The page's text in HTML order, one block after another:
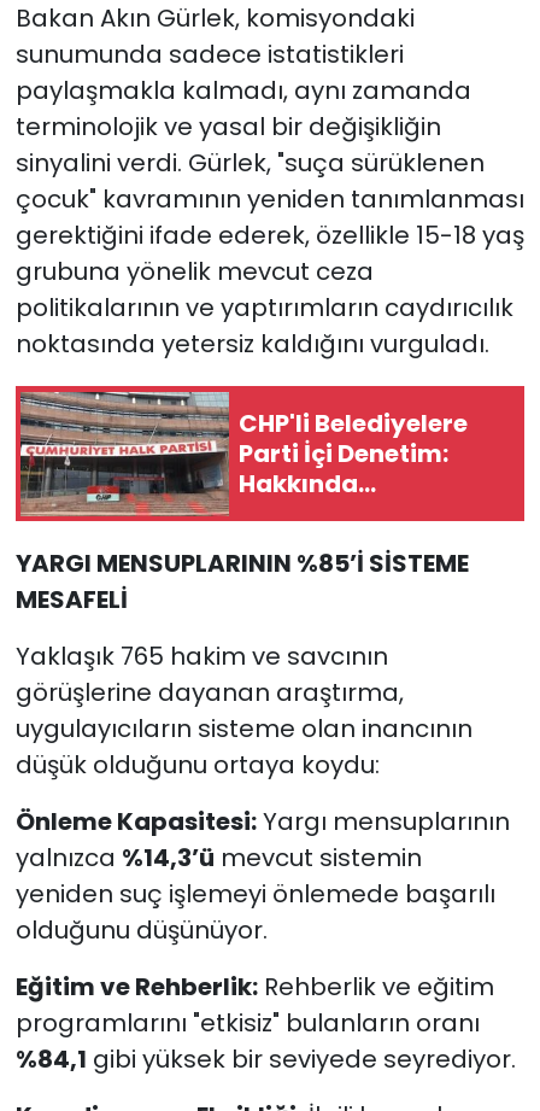
Bakan Akın Gürlek, komisyondaki
sunumunda sadece istatistikleri
paylaşmakla kalmadı, aynı zamanda
terminolojik ve yasal bir değişikliğin
sinyalini verdi. Gürlek, "suça sürüklenen
çocuk" kavramının yeniden tanımlanması
gerektiğini ifade ederek, özellikle 15-18 yaş
grubuna yönelik mevcut ceza
politikalarının ve yaptırımların caydırıcılık
noktasında yetersiz kaldığını vurguladı.
CHP'li Belediyelere
Parti İçi Denetim:
Hakkında
Soruşturma
Olmayanlar da
İncelemeye Alınacak
YARGI MENSUPLARININ %85’İ SİSTEME
MESAFELİ
Yaklaşık 765 hakim ve savcının
görüşlerine dayanan araştırma,
uygulayıcıların sisteme olan inancının
düşük olduğunu ortaya koydu:
Önleme Kapasitesi:Yargı mensuplarının
yalnızca %14,3’ü mevcut sistemin
yeniden suç işlemeyi önlemede başarılı
olduğunu düşünüyor.
Eğitim ve Rehberlik:Rehberlik ve eğitim
programlarını "etkisiz" bulanların oranı
%84,1 gibi yüksek bir seviyede seyrediyor.